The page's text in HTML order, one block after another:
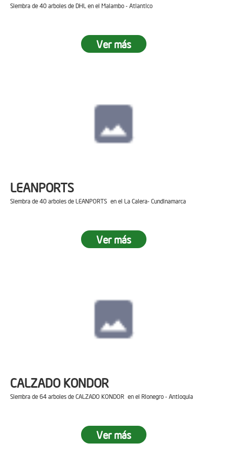
Siembra de 40 arboles de DHL en el Malambo - Atlantico
Ver más
LEANPORTS
Siembra de 40 arboles de LEANPORTS en el La Calera- Cundinamarca
Ver más
CALZADO KONDOR
Siembra de 64 arboles de CALZADO KONDOR en el Rionegro - Antioquia
Ver más